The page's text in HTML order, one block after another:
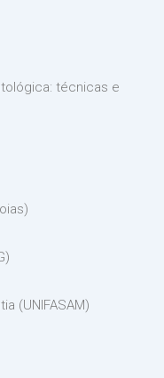
técnicas e
(UNIFASAM)